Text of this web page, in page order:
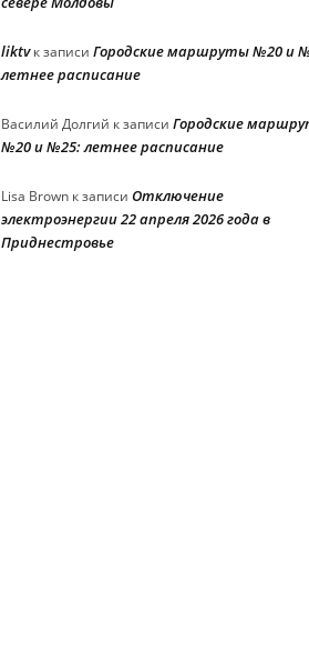
liktvк записи Городские маршруты №20 и
летнее расписание
Василий Долгий к записи Городские
№20 и №25: летнее расписание
Lisa Brown к записи Отключение
электроэнергии 22 апреля 2026 года в
Приднестровье